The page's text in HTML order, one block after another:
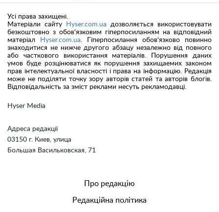
Hyser Media
Адреса редакції
03150 г. Киев, улица
Большая Васильковская, 71
Усі права захищені.
Матеріали сайту
Hyser.com.ua дозволяється використовувати
безкоштовно з обов'язковим гіперпосиланням на відповідний
матеріал
Hyser.com.ua . Гіперпосилання обов'язково повинно
знаходитися не нижче другого абзацу незалежно від повного
або часткового використання матеріалів. Порушення даних
умов буде розцінюватися як порушення захищаемих законом
прав інтелектуальної власності і права на інформацію. Редакція
може не поділяти точку зору авторів статей та авторів блогів.
Відповідальність за зміст реклами несуть рекламодавці.
Про редакцію
Редакційна політика